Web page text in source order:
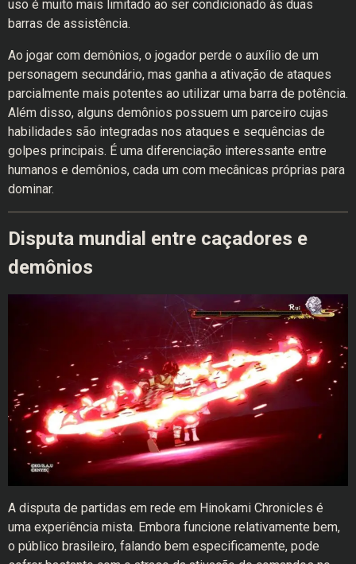
uso é muito mais limitado ao ser condicionado às duas
barras de assistência.
Ao jogar com demônios, o jogador perde o auxílio de um
personagem secundário, mas ganha a ativação de ataques
parcialmente mais potentes ao utilizar uma barra de potência.
Além disso, alguns demônios possuem um parceiro cujas
habilidades são integradas nos ataques e sequências de
golpes principais. É uma diferenciação interessante entre
humanos e demônios, cada um com mecânicas próprias para
dominar.
Disputa mundial entre caçadores e
demônios
A disputa de partidas em rede em Hinokami Chronicles é
uma experiência mista. Embora funcione relativamente bem,
o público brasileiro, falando bem especificamente, pode